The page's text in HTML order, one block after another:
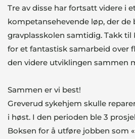
Tre av disse har fortsatt videre i
kompetansehevende løp, der de
gravplasskolen samtidig. Takk til
for et fantastisk samarbeid over
den videre utviklingen sammen
Sammen er vi best!
Greverud sykehjem skulle
i høst. I den perioden ble 3
Boksen for å utføre jobben som